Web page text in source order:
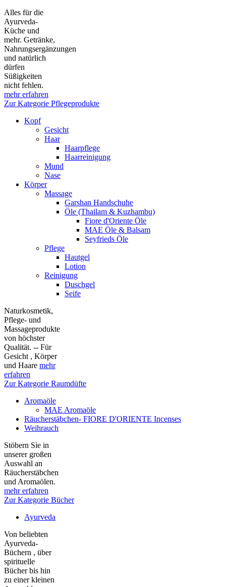
Alles für die
Ayurveda-
Küche und
mehr. Getränke,
Nahrungsergänzungen
und natürlich
dürfen
Süßigkeiten
nicht fehlen.
mehr erfahren
Zur Kategorie Pflegeprodukte
Kopf
Gesicht
Haar
Haarpflege
Haarreinigung
Mund
Nase
Körper
Massage
Garshan Handschuhe
Öle (Thailam & Kuzhambu)
Fiore d'Oriente Öle
MAE Öle & Balsam
Seyfrieds Öle
Pflege
Hautgel
Lotion
Reinigung
Duschgel
Seife
Naturkosmetik,
Pflege- und
Massageprodukte
von höchster
Qualität. -- Für
Gesicht , Körper
und Haare mehr
erfahren
Zur Kategorie Raumdüfte
Aromaöle
MAE Aromaöle
Räucherstäbchen- FIORE D'ORIENTE Incenses
Weihrauch
Stöbern Sie in
unserer großen
Auswahl an
Räucherstäbchen
und Aromaölen.
mehr erfahren
Zur Kategorie Bücher
Ayurveda
Von beliebten
Ayurveda-
Büchern , über
spirituelle
Bücher bis hin
zu einer kleinen